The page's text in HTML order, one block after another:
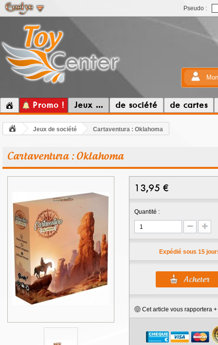
Pseudo :
Promo ! Jeux ... de société de cartes
Jeux de société Cartaventura : Oklahoma
Cartaventura : Oklahoma
13,95 €
Quantité :
Expédié sous 15
Cet article vous rapportera +